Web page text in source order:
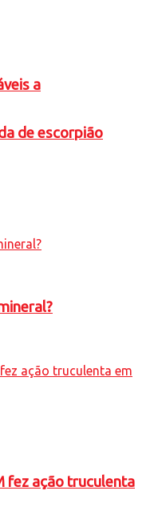
a
de escorpião
fez ação truculenta